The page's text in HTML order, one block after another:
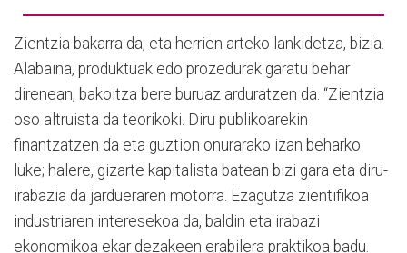
Zientzia bakarra da, eta herrien arteko lankidetza, bizia.
Alabaina, produktuak edo prozedurak garatu behar
direnean, bakoitza bere buruaz arduratzen da. “Zientzia
oso altruista da teorikoki. Diru publikoarekin
finantzatzen da eta guztion onurarako izan beharko
luke; halere, gizarte kapitalista batean bizi gara eta diru-
irabazia da jardueraren motorra. Ezagutza zientifikoa
industriaren interesekoa da, baldin eta irabazi
ekonomikoa ekar dezakeen erabilera praktikoa badu.